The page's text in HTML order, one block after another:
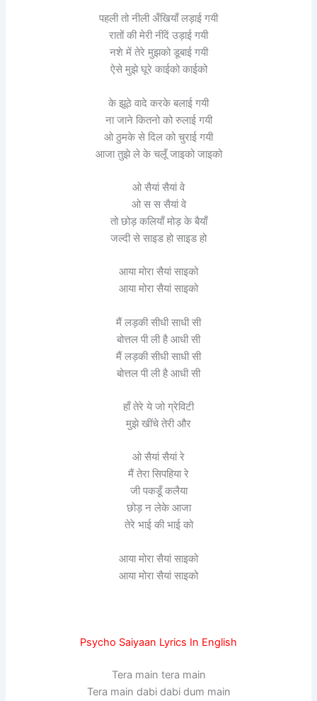
पहली तो नीली अँखियाँ लड़ाई गयी
रातों की मेरी नींदें उड़ाई गयी
नशे में तेरे मुझको डूबाई गयी
ऐसे मुझे घूरे काईको काईको
के झूठे वादे करके बलाई गयी
ना जाने कितनो को रुलाई गयी
ओ ठुमके से दिल को चुराई गयी
आजा तुझे ले के चलूँ जाइको जाइको
ओ सैयां सैयां वे
ओ स स सैयां वे
तो छोड़ कलियाँ मोड़ के बैयाँ
जल्दी से साइड हो साइड हो
आया मोरा सैयां साइको
आया मोरा सैयां साइको
मैं लड़की सीधी साधी सी
बोत्तल पी ली है आधी सी
मैं लड़की सीधी साधी सी
बोत्तल पी ली है आधी सी
हाँ तेरे ये जो ग्रेविटी
मुझे खींचे तेरी और
ओ सैयां सैयां रे
मैं तेरा सिपहिया रे
जी पकडूँ कलैया
छोड़ न लेके आजा
तेरे भाई की भाई को
आया मोरा सैयां साइको
आया मोरा सैयां साइको
Psycho Saiyaan Lyrics In English
Tera main tera main
Tera main dabi dabi dum main